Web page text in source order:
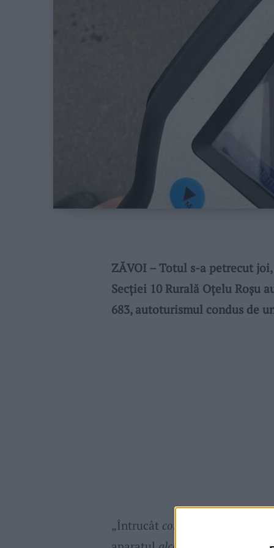
ZĂVOI – Totul s-a petrecut
Secției 10 Rurală Oțelu Roșu
683, autoturismul condus de
„Întrucât conducătorul auto